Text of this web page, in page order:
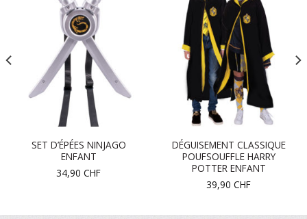
SET D’ÉPÉES NINJAGO
ENFANT
34,90 CHF
DÉGUISEMENT CLASSIQUE
POUFSOUFFLE HARRY
POTTER ENFANT
39,90 CHF